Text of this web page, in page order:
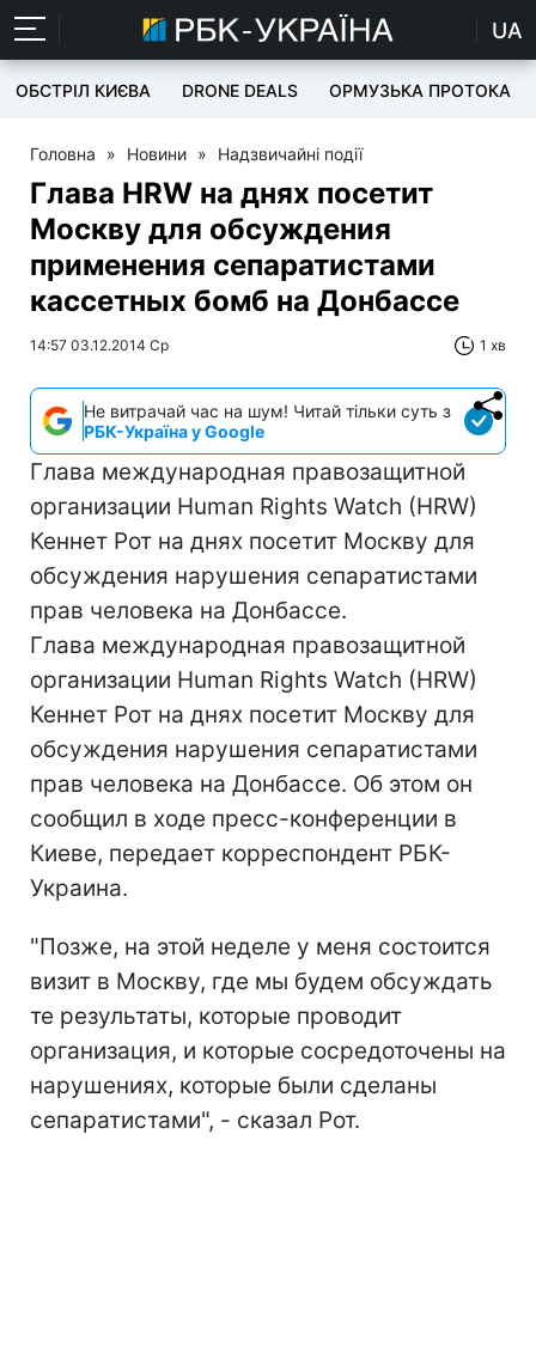
UA
ОБСТРІЛ КИЄВА DRONE DEALS ОРМУЗЬКА ПРОТОКА
Головна » Новини » Надзвичайні події
Глава HRW на днях посетит
Москву для обсуждения
применения сепаратистами
кассетных бомб на Донбассе
14:57 03.12.2014 Ср 1 хв
Не витрачай час на шум! Читай тільки суть з
РБК-Україна у Google
Глава международная правозащитной
организации Human Rights Watch (HRW)
Кеннет Рот на днях посетит Москву для
обсуждения нарушения сепаратистами
прав человека на Донбассе.
Глава международная правозащитной
организации Human Rights Watch (HRW)
Кеннет Рот на днях посетит Москву для
обсуждения нарушения сепаратистами
прав человека на Донбассе. Об этом он
сообщил в ходе пресс-конференции в
Киеве, передает корреспондент РБК-
Украина.
"Позже, на этой неделе у меня состоится
визит в Москву, где мы будем обсуждать
те результаты, которые проводит
организация, и которые сосредоточены на
нарушениях, которые были сделаны
сепаратистами", - сказал Рот.